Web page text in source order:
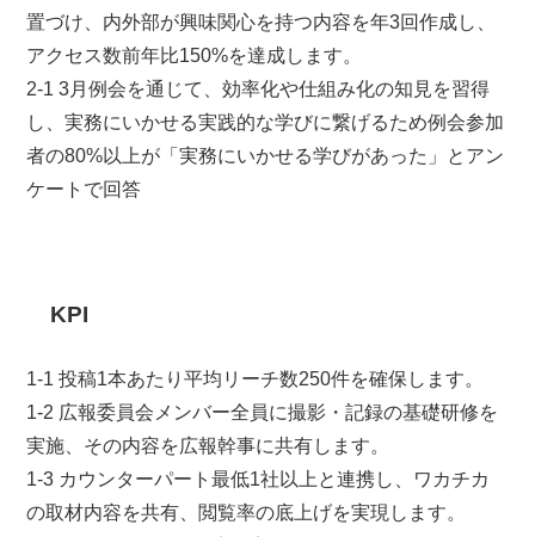
置づけ、内外部が興味関心を持つ内容を年3回作成し、
アクセス数前年比150%を達成します。
2-1 3月例会を通じて、効率化や仕組み化の知見を習得
し、実務にいかせる実践的な学びに繋げるため例会参加
者の80%以上が「実務にいかせる学びがあった」とアン
ケートで回答
KPI
1-1 投稿1本あたり平均リーチ数250件を確保します。
1-2 広報委員会メンバー全員に撮影・記録の基礎研修を
実施、その内容を広報幹事に共有します。
1-3 カウンターパート最低1社以上と連携し、ワカチカ
の取材内容を共有、閲覧率の底上げを実現します。